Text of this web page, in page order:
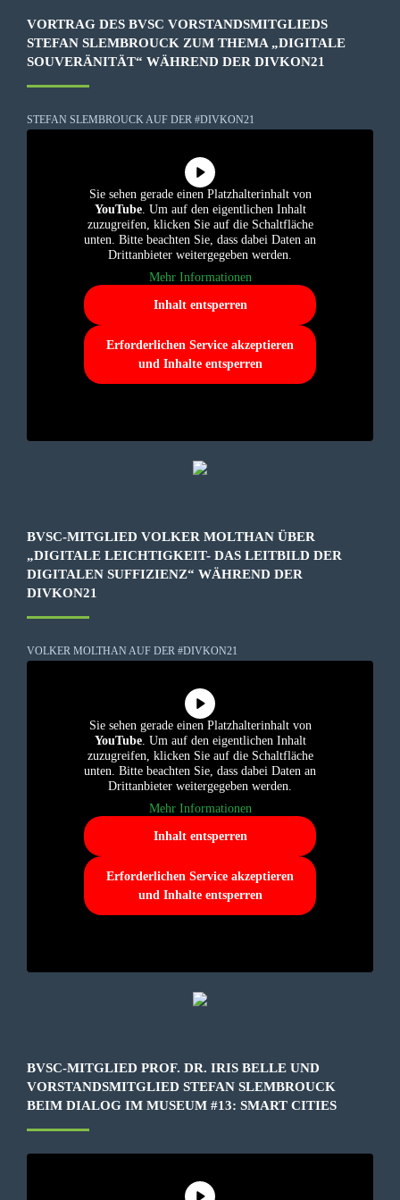
VORTRAG DES BVSC VORSTANDSMITGLIEDS
STEFAN SLEMBROUCK ZUM THEMA „DIGITALE
SOUVERÄNITÄT“ WÄHREND DER DIVKON21
STEFAN SLEMBROUCK AUF DER #DIVKON21
Sie sehen gerade einen Platzhalterinhalt von
YouTube. Um auf den eigentlichen Inhalt
zuzugreifen, klicken Sie auf die Schaltfläche
unten. Bitte beachten Sie, dass dabei Daten an
Drittanbieter weitergegeben werden.
Mehr Informationen
Inhalt entsperren
Erforderlichen Service akzeptieren
und Inhalte entsperren
BVSC-MITGLIED VOLKER MOLTHAN ÜBER
„DIGITALE LEICHTIGKEIT- DAS LEITBILD DER
DIGITALEN SUFFIZIENZ“ WÄHREND DER
DIVKON21
VOLKER MOLTHAN AUF DER #DIVKON21
Sie sehen gerade einen Platzhalterinhalt von
YouTube. Um auf den eigentlichen Inhalt
zuzugreifen, klicken Sie auf die Schaltfläche
unten. Bitte beachten Sie, dass dabei Daten an
Drittanbieter weitergegeben werden.
Mehr Informationen
Inhalt entsperren
Erforderlichen Service akzeptieren
und Inhalte entsperren
BVSC-MITGLIED PROF. DR. IRIS BELLE UND
VORSTANDSMITGLIED STEFAN SLEMBROUCK
BEIM DIALOG IM MUSEUM #13: SMART CITIES